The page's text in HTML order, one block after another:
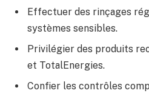
Effectuer des rinçages
systèmes sensibles.
Privilégier des produits
et TotalEnergies.
Confier les contrôles